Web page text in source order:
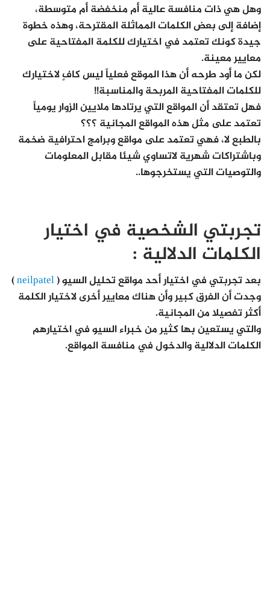
وهل هي ذات منافسة عالية أم منخفضة أم متوسطة،
إضافة إلى بعض الكلمات المماثلة المقترحة، وهذه خطوة
جيدة كونك تعتمد في اختيارك للكلمة المفتاحية على
معايير معينة.
لكن ما أود طرحه أن هذا الموقع فعلياً ليس كافٍ لاختيارك
للكلمات المفتاحية المربحة والمناسبة!!
فهل تعتقد أن المواقع التي يرتادها ملايين الزوار يومياً
تعتمد على مثل هذه المواقع المجانية ؟؟؟
بالطبع لا، فهي تعتمد على مواقع وبرامج احترافية ضخمة
وباشتراكات شهرية لاتساوي شيئا مقابل المعلومات
والتوصيات التي يستخرجوها..
تجربتي الشخصية في اختيار
الكلمات الدلالية :
بعد تجربتي في اختيار أحد مواقع تحليل السيو (neilpatel
)
وجدت أن الفرق كبير وأن هناك معايير أخرى لاختيار الكلمة
أكثر تفصيلا من المجانية.
والتي يستعين بها كثير من خبراء السيو في اختيارهم
الكلمات الدلالية والدخول في منافسة المواقع.